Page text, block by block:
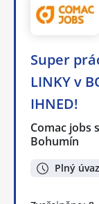
Super
LINKY v
IHNED!
Comac jobs
Bohumín
Plný